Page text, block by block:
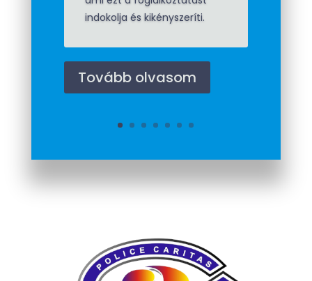
érdemes az igényét
érvényesítenie! Minden
igényelhető összeg az
elévülés miatt!